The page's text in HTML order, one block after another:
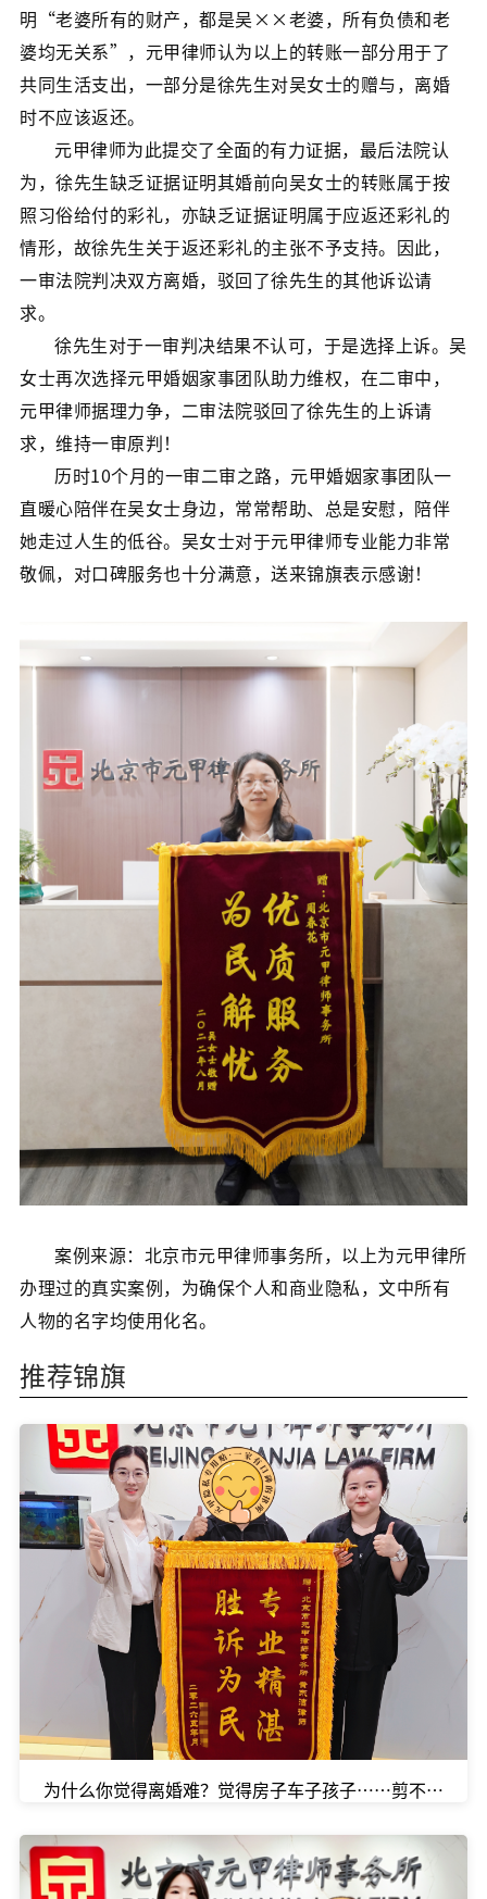
明“老婆所有的财产，都是吴××老婆，所有负债和老
婆均无关系”，元甲律师认为以上的转账一部分用于了
共同生活支出，一部分是徐先生对吴女士的赠与，离婚
时不应该返还。
元甲律师为此提交了全面的有力证据，最后法院认
为，徐先生缺乏证据证明其婚前向吴女士的转账属于按
照习俗给付的彩礼，亦缺乏证据证明属于应返还彩礼的
情形，故徐先生关于返还彩礼的主张不予支持。因此，
一审法院判决双方离婚，驳回了徐先生的其他诉讼请
求。
徐先生对于一审判决结果不认可，于是选择上诉。吴
女士再次选择元甲婚姻家事团队助力维权，在二审中，
元甲律师据理力争，二审法院驳回了徐先生的上诉请
求，维持一审原判！
历时10个月的一审二审之路，元甲婚姻家事团队一
直暖心陪伴在吴女士身边，常常帮助、总是安慰，陪伴
她走过人生的低谷。吴女士对于元甲律师专业能力非常
敬佩，对口碑服务也十分满意，送来锦旗表示感谢！
案例来源：北京市元甲律师事务所，以上为元甲律所
办理过的真实案例，为确保个人和商业隐私，文中所有
人物的名字均使用化名。
推荐锦旗
为什么你觉得离婚难？觉得房子车子孩子……剪不断理还